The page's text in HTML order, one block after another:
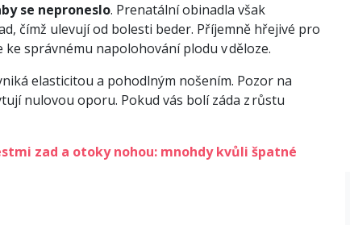
se neproneslo. Prenatální obinadla však
čímž ulevují od bolesti beder. Příjemně hřejivé pro
správnému napolohování plodu v děloze.
elasticitou a pohodlným nošením. Pozor na
nulovou oporu. Pokud vás bolí záda z růstu
zad a otoky nohou: mnohdy kvůli špatné